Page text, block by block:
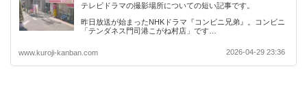
テレビドラマの撮影場所についての短い記事です。
昨日放送が始まったNHKドラマ『コンビニ兄弟』。コンビニ
「テンダネス門司港こがね村店」です…
www.kuroji-kanban.com 2026-04-29 23:36